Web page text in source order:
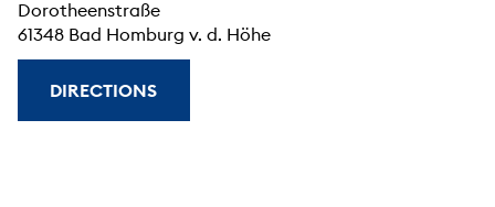
Dorotheenstraße
61348 Bad Homburg v. d. Höhe
DIRECTIONS